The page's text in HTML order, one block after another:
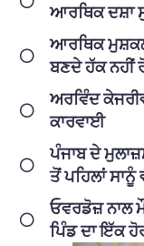
ਆਰਥਿਕ ਦਸ਼ਾ
ਆਰਥਿਕ
ਬਣਦੇ ਹੱਕ ਨਹੀਂ
ਅਰਵਿੰਦ
ਕਾਰਵਾਈ
ਪੰਜਾਬ ਦੇ
ਤੋਂ ਪਹਿਲਾਂ ਸਾਨੂੰ
ਓਵਰਡੋਜ਼ ਨਾਲ
ਪਿੰਡ ਦਾ ਇੱਕ